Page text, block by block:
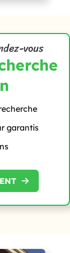
vous
garantis